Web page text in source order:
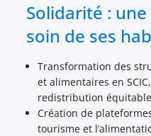
Solidarité :
soin de ses
Transformation des
et alimentaires en
redistribution
Création de
tourisme et